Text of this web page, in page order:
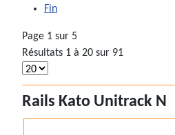
Fin
Page 1 sur 5
Résultats 1 à 20 sur 91
Rails Kato Unitrack N